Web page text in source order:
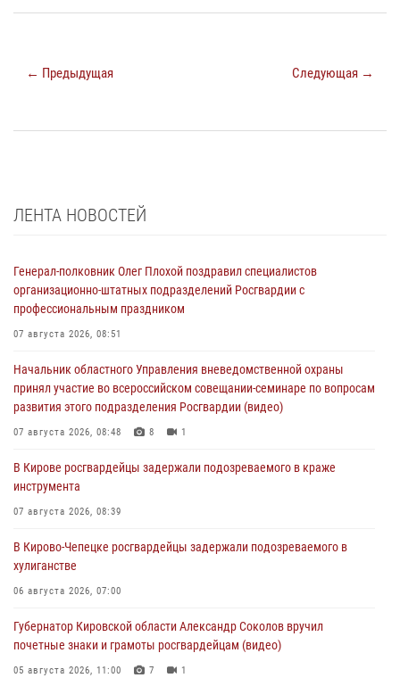
← Предыдущая Следующая →
ЛЕНТА НОВОСТЕЙ
Генерал-полковник Олег Плохой поздравил специалистов
организационно-штатных подразделений Росгвардии с
профессиональным праздником
07 августа 2026, 08:51
Начальник областного Управления вневедомственной охраны
принял участие во всероссийском совещании-семинаре по вопросам
развития этого подразделения Росгвардии (видео)
07 августа 2026, 08:48 8 1
В Кирове росгвардейцы задержали подозреваемого в краже
инструмента
07 августа 2026, 08:39
В Кирово-Чепецке росгвардейцы задержали подозреваемого в
хулиганстве
06 августа 2026, 07:00
Губернатор Кировской области Александр Соколов вручил
почетные знаки и грамоты росгвардейцам (видео)
05 августа 2026, 11:00 7 1